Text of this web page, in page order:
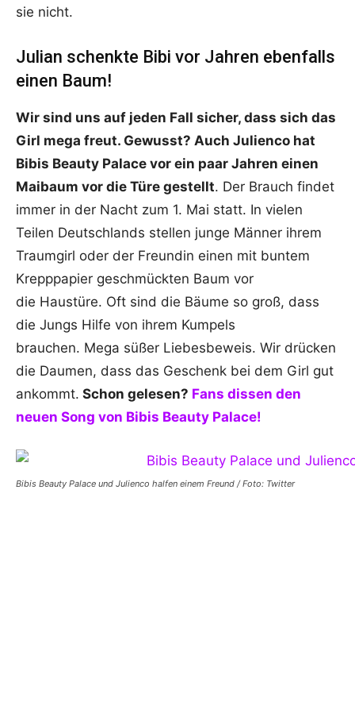
sie nicht.
Julian schenkte Bibi vor Jahren ebenfalls
einen Baum!
Wir sind uns auf jeden Fall sicher, dass sich das
Girl mega freut. Gewusst? Auch Julienco hat
Bibis Beauty Palace vor ein paar Jahren einen
Maibaum vor die Türe gestellt. Der Brauch findet
immer in der Nacht zum 1. Mai statt. In vielen
Teilen Deutschlands stellen junge Männer ihrem
Traumgirl oder der Freundin einen mit buntem
Krepppapier geschmückten Baum vor
die Haustüre. Oft sind die Bäume so groß, dass
die Jungs Hilfe von ihrem Kumpels
brauchen. Mega süßer Liebesbeweis. Wir drücken
die Daumen, dass das Geschenk bei dem Girl gut
ankommt. Schon gelesen? Fans dissen den
neuen Song von Bibis Beauty Palace!
Bibis Beauty Palace und Julienco halfen einem Freund / Foto: Twitter